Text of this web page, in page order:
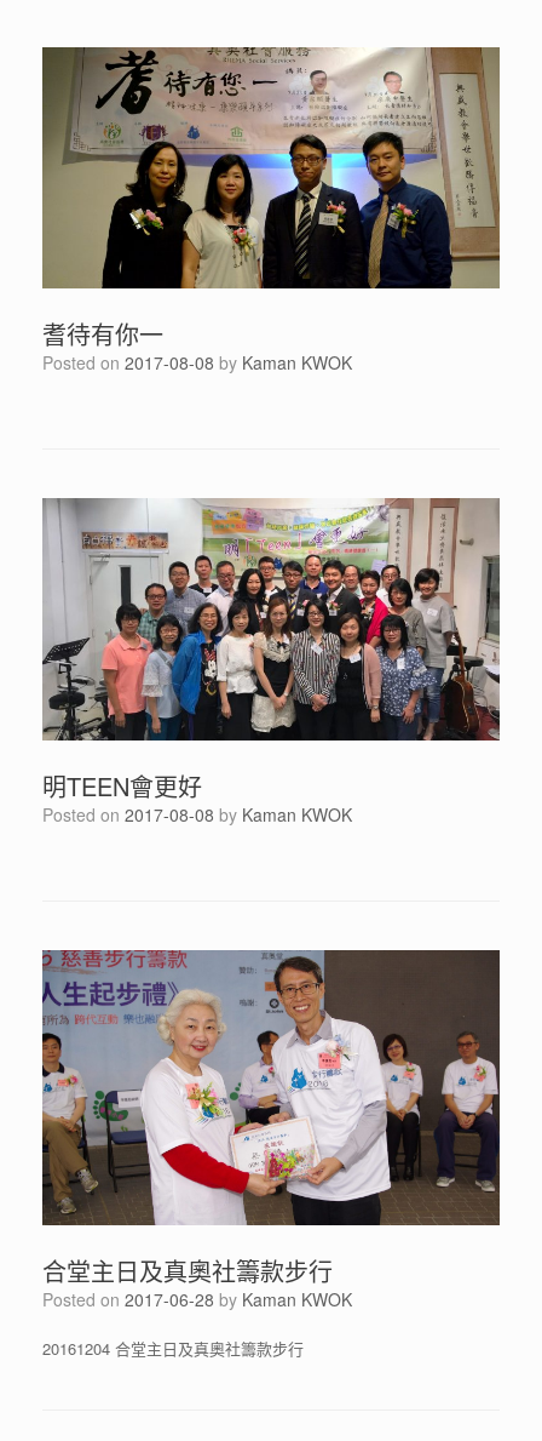
耆待有你一
Posted on 2017-08-08 by Kaman KWOK
明TEEN會更好
Posted on 2017-08-08 by Kaman KWOK
合堂主日及真奧社籌款步行
Posted on 2017-06-28 by Kaman KWOK
20161204 合堂主日及真奧社籌款步行